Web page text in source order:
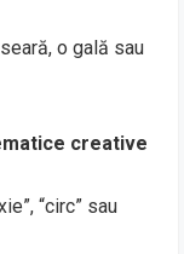
o gală sau
creative
“circ” sau